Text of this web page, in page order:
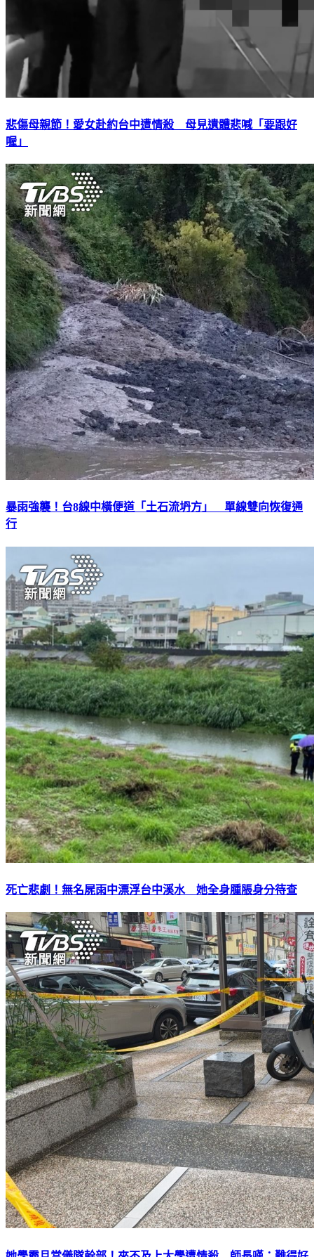
悲傷母親節！愛女赴約台中遭情殺 母見遺體悲喊「要跟好
喔」
暴雨強襲！台8線中橫便道「土石流坍方」 單線雙向恢復通
行
死亡悲劇！無名屍雨中漂浮台中溪水 她全身腫脹身分待查